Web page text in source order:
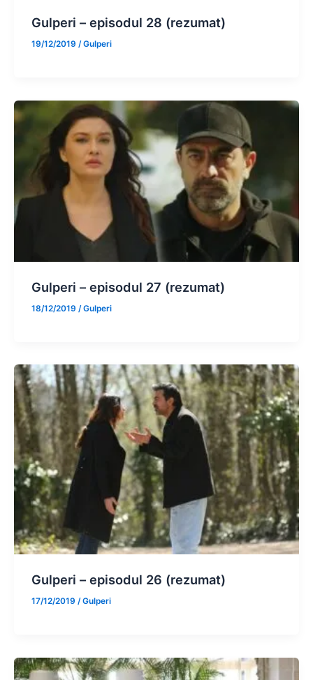
Gulperi – episodul 28 (rezumat)
19/12/2019 /Gulperi
Gulperi – episodul 27 (rezumat)
18/12/2019 /Gulperi
Gulperi – episodul 26 (rezumat)
17/12/2019 /Gulperi